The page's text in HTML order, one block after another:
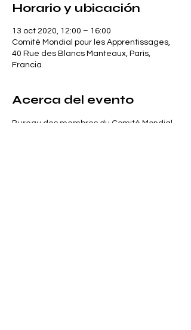
Horario y ubicación
13 oct 2020, 12:00 – 16:00
Comité Mondial pour les Apprentissages,
40 Rue des Blancs Manteaux, París,
Francia
Acerca del evento
Bureau des membres du Comité Mondial